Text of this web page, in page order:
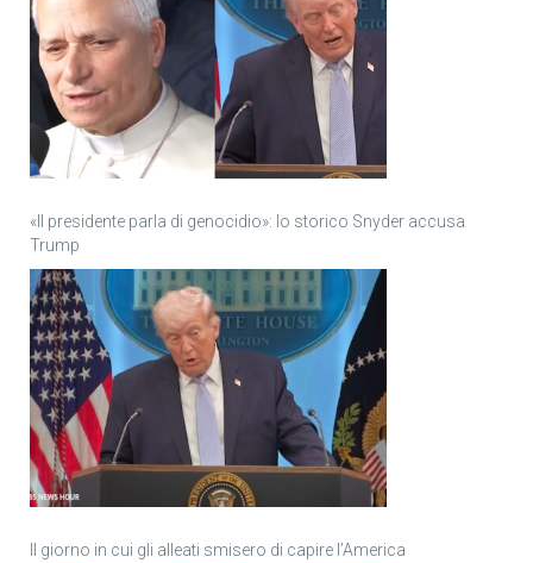
«Il presidente parla di genocidio»: lo storico Snyder accusa
Trump
Il giorno in cui gli alleati smisero di capire l’America